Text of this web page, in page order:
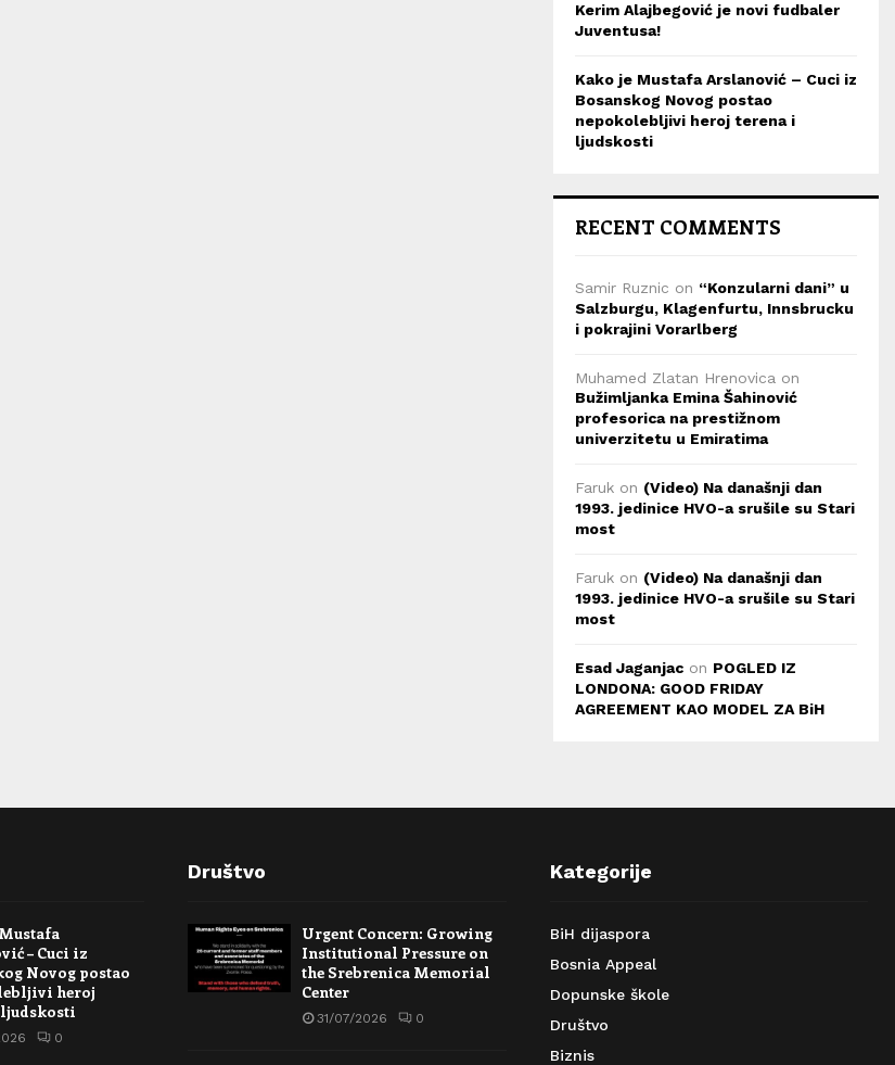
Kerim Alajbegović je novi fudbaler
Juventusa!
Kako je Mustafa Arslanović – Cuci iz
Bosanskog Novog postao
nepokolebljivi heroj terena i
ljudskosti
RECENT COMMENTS
Samir Ruznic on “Konzularni dani” u
Salzburgu, Klagenfurtu, Innsbrucku
i pokrajini Vorarlberg
Muhamed Zlatan Hrenovica on
Bužimljanka Emina Šahinović
profesorica na prestižnom
univerzitetu u Emiratima
Faruk on (Video) Na današnji dan
1993. jedinice HVO-a srušile su Stari
most
Faruk on (Video) Na današnji dan
1993. jedinice HVO-a srušile su Stari
most
Esad Jaganjac on POGLED IZ
LONDONA: GOOD FRIDAY
AGREEMENT KAO MODEL ZA BiH
– Cuci iz
Novog postao
heroj
0
Društvo
Urgent Concern: Growing
Institutional Pressure on
the Srebrenica Memorial
Center
31/07/2026 0
Kategorije
BiH dijaspora
Bosnia Appeal
Dopunske škole
Društvo
Biznis